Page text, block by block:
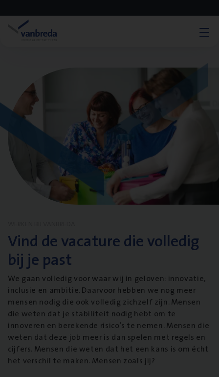
Vind de vacature die volledig
bij je past
We gaan volledig voor waar wij in geloven: innovatie,
inclusie en ambitie. Daarvoor hebben we nog meer
mensen nodig die ook volledig zichzelf zijn. Mensen
die weten dat je stabiliteit nodig hebt om te
innoveren en berekende risico’s te nemen. Mensen die
weten dat deze job meer is dan spelen met regels en
cijfers. Mensen die weten dat het een kans is om écht
het verschil te maken. Mensen zoals jij?